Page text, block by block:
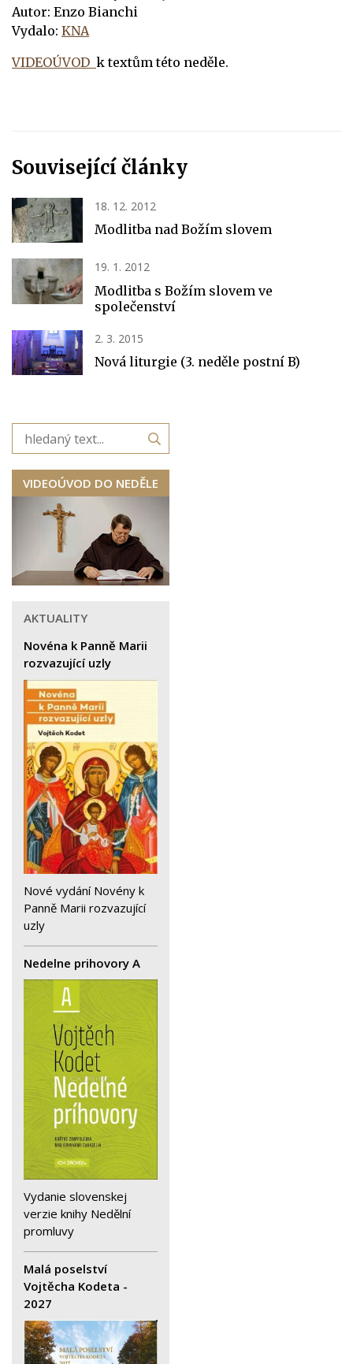
Autor: Enzo Bianchi
Vydalo: KNA
VIDEOÚVOD k textům této neděle.
Související články
18. 12. 2012
Modlitba nad Božím slovem
19. 1. 2012
Modlitba s Božím slovem ve
společenství
2. 3. 2015
Nová liturgie (3. neděle postní B)
VIDEOÚVOD DO NEDĚLE
AKTUALITY
Novéna k Panně Marii
rozvazující uzly
Nové vydání Novény k
Panně Marii rozvazující
uzly
Nedelne prihovory A
Vydanie slovenskej
verzie knihy Nedělní
promluvy
Malá poselství
Vojtěcha Kodeta -
2027